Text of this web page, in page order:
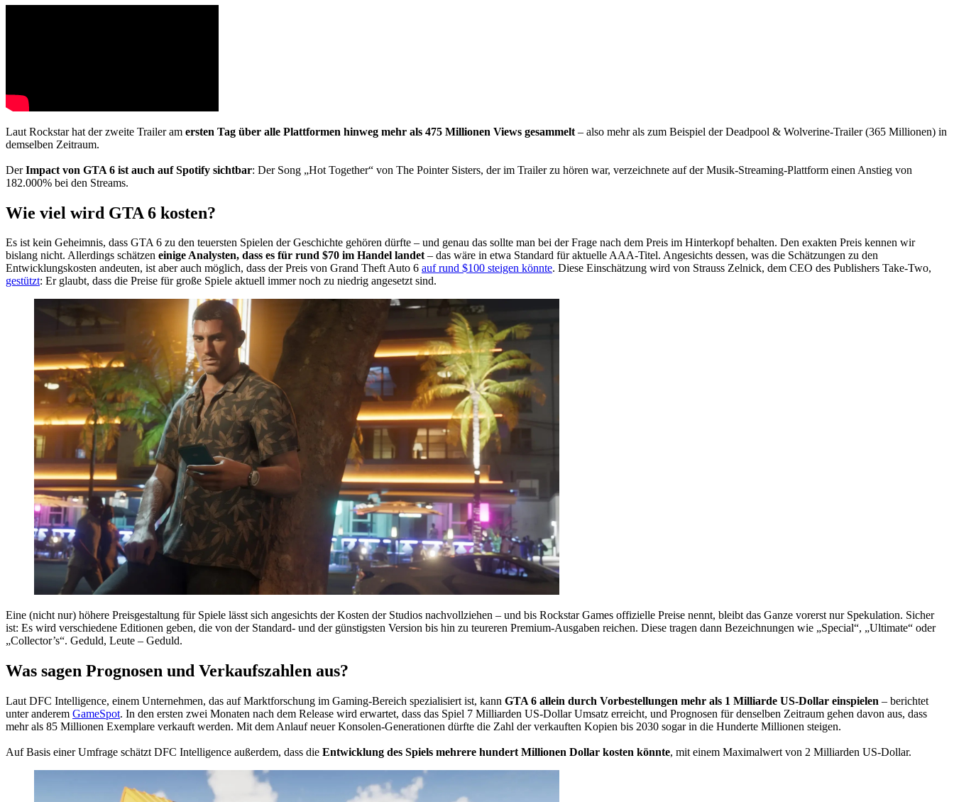
Laut Rockstar hat der zweite Trailer am ersten Tag über alle Plattformen hinweg mehr als 475 Millionen Views gesammelt – also mehr als zum Beispiel der Deadpool & Wolverine-Trailer (365 Millionen) in
demselben Zeitraum.
DerImpact von GTA 6 ist auch auf Spotify sichtbar: Der Song „Hot Together“ von The Pointer Sisters, der im Trailer zu hören war, verzeichnete auf der Musik-Streaming-Plattform einen Anstieg von
182.000% bei den Streams.
Wie viel wird GTA 6 kosten?
Es ist kein Geheimnis, dass GTA 6 zu den teuersten Spielen der Geschichte gehören dürfte – und genau das sollte man bei der Frage nach dem Preis im Hinterkopf behalten. Den exakten Preis kennen wir
bislang nicht. Allerdings schätzen einige Analysten, dass es für rund $70 im Handel landet– das wäre in etwa Standard für aktuelle AAA-Titel. Angesichts dessen, was die Schätzungen zu den
Entwicklungskosten andeuten, ist aber auch möglich, dass der Preis von Grand Theft Auto 6 auf rund $100 steigen könnte. Diese Einschätzung wird von Strauss Zelnick, dem CEO des Publishers Take-Two,
gestützt: Er glaubt, dass die Preise für große Spiele aktuell immer noch zu niedrig angesetzt sind.
Eine (nicht nur) höhere Preisgestaltung für Spiele lässt sich angesichts der Kosten der Studios nachvollziehen – und bis Rockstar Games offizielle Preise nennt, bleibt das Ganze vorerst nur Spekulation. Sicher
ist: Es wird verschiedene Editionen geben, die von der Standard- und der günstigsten Version bis hin zu teureren Premium-Ausgaben reichen. Diese tragen dann Bezeichnungen wie „Special“, „Ultimate“ oder
„Collector’s“. Geduld, Leute – Geduld.
Was sagen Prognosen und Verkaufszahlen aus?
Laut DFC Intelligence, einem Unternehmen, das auf Marktforschung im Gaming-Bereich spezialisiert ist, kann GTA 6 allein durch Vorbestellungen mehr als 1 Milliarde US-Dollar einspielen – berichtet
unter anderem GameSpot. In den ersten zwei Monaten nach dem Release wird erwartet, dass das Spiel 7 Milliarden US-Dollar Umsatz erreicht, und Prognosen für denselben Zeitraum gehen davon aus, dass
mehr als 85 Millionen Exemplare verkauft werden. Mit dem Anlauf neuer Konsolen-Generationen dürfte die Zahl der verkauften Kopien bis 2030 sogar in die Hunderte Millionen steigen.
Auf Basis einer Umfrage schätzt DFC Intelligence außerdem, dass die Entwicklung des Spiels mehrere hundert Millionen Dollar kosten könnte, mit einem Maximalwert von 2 Milliarden US-Dollar.